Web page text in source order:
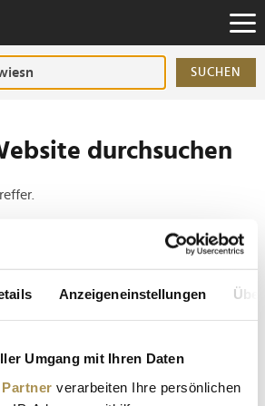
Anzeigeneinstellungen
Umgang mit Ihren Daten
verarbeiten Ihre persönlichen
SUCHEN
durchsuchen
Wörter zwischen
zb "Vorname Nachname".
neuen Datenrekord auf dem
5G-Netz optimal gerüstet